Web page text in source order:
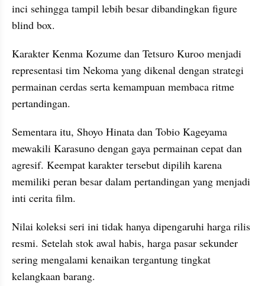
inci sehingga tampil lebih besar dibandingkan figure
blind box.
Karakter Kenma Kozume dan Tetsuro Kuroo menjadi
representasi tim Nekoma yang dikenal dengan strategi
permainan cerdas serta kemampuan membaca ritme
pertandingan.
Sementara itu, Shoyo Hinata dan Tobio Kageyama
mewakili Karasuno dengan gaya permainan cepat dan
agresif. Keempat karakter tersebut dipilih karena
memiliki peran besar dalam pertandingan yang menjadi
inti cerita film.
Nilai koleksi seri ini tidak hanya dipengaruhi harga rilis
resmi. Setelah stok awal habis, harga pasar sekunder
sering mengalami kenaikan tergantung tingkat
kelangkaan barang.